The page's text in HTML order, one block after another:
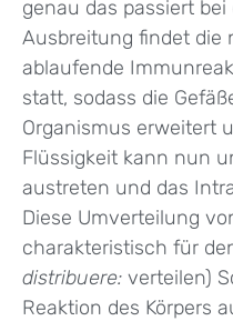
genau das passiert
Ausbreitung findet die
ablaufende
statt, sodass die
Organismus erweitert
Flüssigkeit kann nun
austreten und das
Diese Umverteilung
charakteristisch für
distribuere: verteilen)
Reaktion des Körpers